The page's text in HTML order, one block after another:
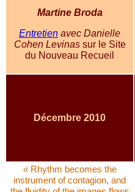
Martine Broda
Entretien avec Danielle
Cohen Levinassur le Site
du Nouveau Recueil
Décembre 2010
« Rhythm becomes the
instrument of contagion, and